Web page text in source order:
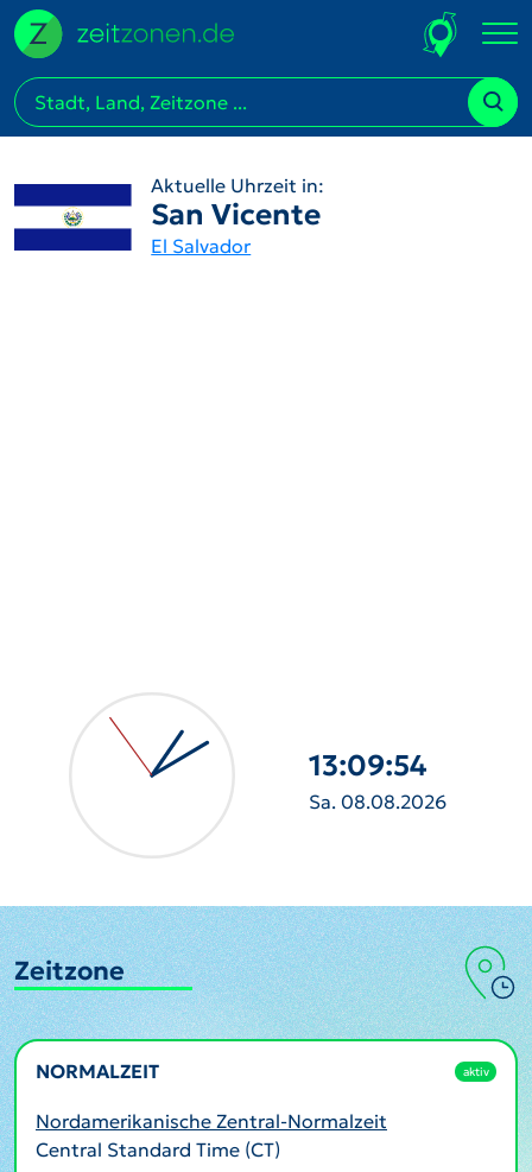
Aktuelle Uhrzeit in:
San Vicente
El Salvador
13:09:55
Sa. 08.08.2026
Zeitzone
NORMALZEIT aktiv
Nordamerikanische Zentral-Normalzeit
Central Standard Time (CT)